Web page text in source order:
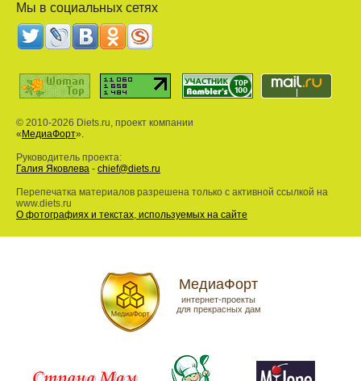
Мы в социальных сетях
© 2010-2026 Diets.ru, проект компании
« МедиаФорт».
Руководитель проекта:
Галия Яковлева - chief@diets.ru
Перепечатка материалов разрешена только с активной ссылкой на
www.diets.ru
О фотографиях и текстах, используемых на сайте
МедиаФорт
интернет-проекты
для прекрасных дам